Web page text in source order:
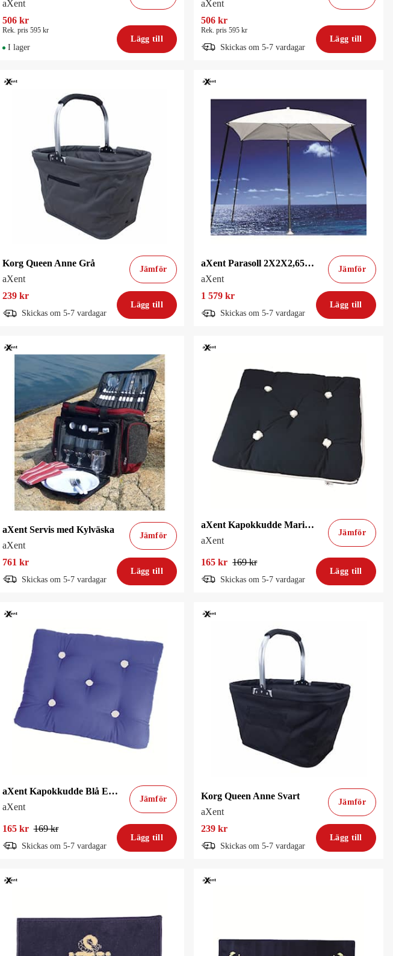
aXent
506 kr
Rek. pris 595 kr
I lager
Lägg till
aXent
506 kr
Rek. pris 595 kr
Skickas om 5-7 vardagar
Lägg till
Korg Queen Anne Grå
aXent
Jämför
239 kr
Skickas om 5-7 vardagar
Lägg till
aXent Parasoll 2X2X2,65M Vit
aXent
Jämför
1 579 kr
Skickas om 5-7 vardagar
Lägg till
aXent Servis med Kylväska
aXent
Jämför
761 kr
Skickas om 5-7 vardagar
Lägg till
aXent Kapokkudde Marinblå Enkel
aXent
Jämför
165 kr 169 kr
Skickas om 5-7 vardagar
Lägg till
aXent Kapokkudde Blå Enkel
aXent
Jämför
165 kr 169 kr
Skickas om 5-7 vardagar
Lägg till
Korg Queen Anne Svart
aXent
Jämför
239 kr
Skickas om 5-7 vardagar
Lägg till